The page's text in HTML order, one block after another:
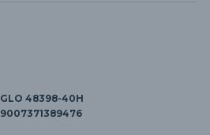
GLO 48398-40H
9007371389476